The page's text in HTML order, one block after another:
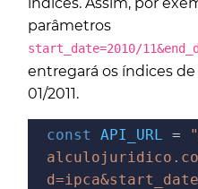
parâmetros
start_date=2010/
entregará os índices de
01/2011.
const API_URL =